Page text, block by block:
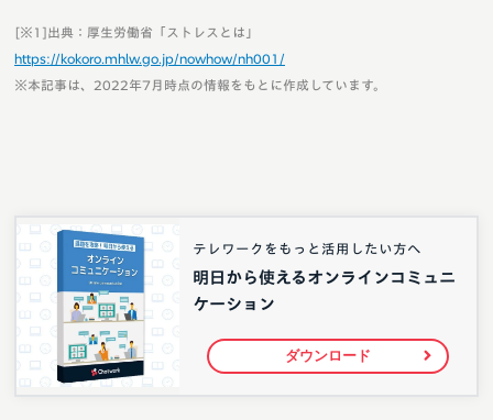
[※1]出典：厚生労働省「ストレスとは」
https://kokoro.mhlw.go.jp/nowhow/nh001/
※本記事は、2022年7月時点の情報をもとに作成しています。
テレワークをもっと活用したい方へ
明日から使えるオンラインコミュニ
ケーション
ダウンロード